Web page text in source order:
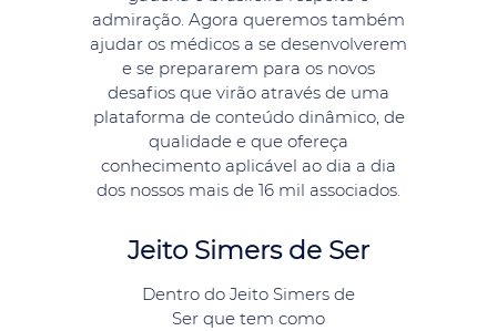
admiração. Agora queremos também
ajudar os médicos a se desenvolverem
e se prepararem para os novos
desafios que virão através de uma
plataforma de conteúdo dinâmico, de
qualidade e que ofereça
conhecimento aplicável ao dia a dia
dos nossos mais de 16 mil associados.
Jeito Simers de Ser
Dentro do Jeito Simers de
Ser que tem como